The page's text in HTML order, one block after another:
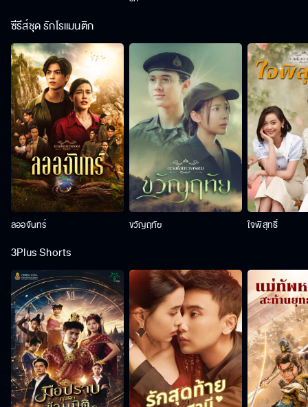
ซีรีส์ชุด รักโรแมนติก
ลออจันทร์ ขวัญฤทัย ใจพิสุทธิ์
3Plus Shorts